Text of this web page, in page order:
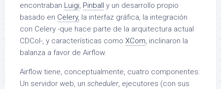
encontraban Luigi Pinball y un desarrollo propio
basado en Celery, la interfaz gráfica, la integración
con Celery -que hace parte de la arquitectura actual
CDCol-, y características como XCom , inclinaron la
balanza a favor de Airflow.
Airflow tiene, conceptualmente, cuatro componentes:
Un servidor web, un scheduler, ejecutores (con sus